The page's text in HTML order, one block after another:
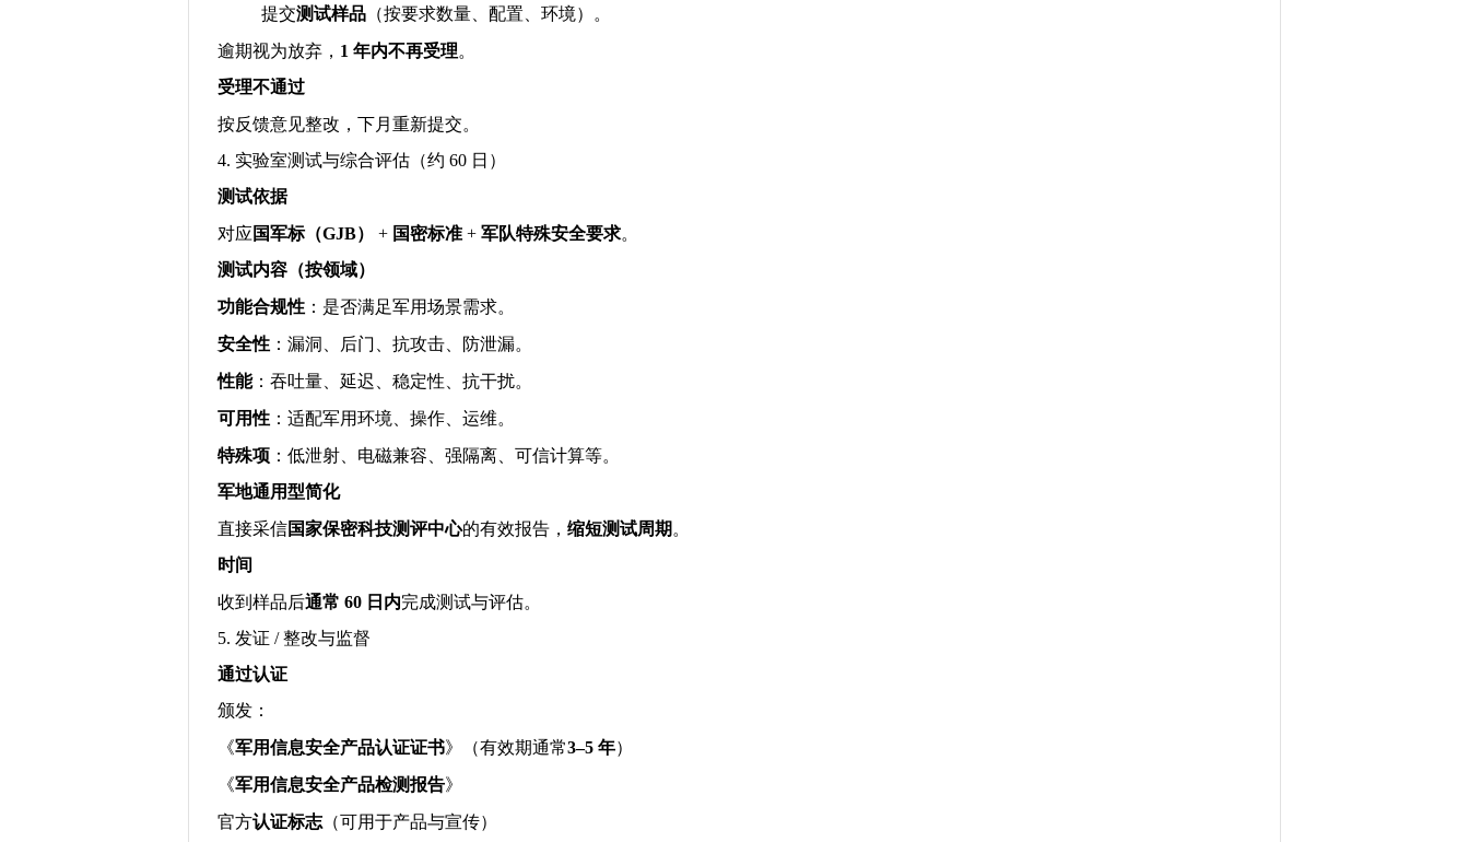
提交测试样品 （按要求数量、配置、环境）。
逾期视为放弃， 1 年内不再受理。
受理不通过
按反馈意见整改，下月重新提交。
4. 实验室测试与综合评估（约 60 日）
测试依据
对应 国军标（GJB） + 国密标准 + 军队特殊安全要求。
测试内容（按领域）
功能合规性 ：是否满足军用场景需求。
安全性 ：漏洞、后门、抗攻击、防泄漏。
性能：吞吐量、延迟、稳定性、抗干扰。
可用性 ：适配军用环境、操作、运维。
特殊项 ：低泄射、电磁兼容、强隔离、可信计算等。
军地通用型简化
直接采信国家保密科技测评中心的有效报告， 缩短测试周期 。
时间
收到样品后通常 60 日内完成测试与评估。
5. 发证 /整改与监督
通过认证
颁发：
《军用信息安全产品认证证书》（有效期通常3–5 年）
《军用信息安全产品检测报告》
官方认证标志 （可用于产品与宣传）